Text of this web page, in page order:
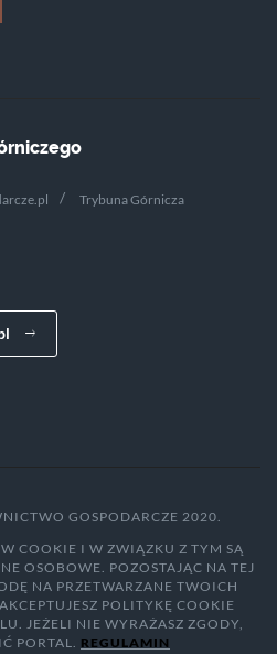
Trybuna Górnicza
GOSPODARCZE 2020.
COOKIE I W ZWIĄZKU Z TYM SĄ
OSOBOWE. POZOSTAJĄC NA TEJ
NA PRZETWARZANE TWOICH
POLITYKĘ COOKIE
JEŻELI NIE WYRAŻASZ ZGODY,
PORTAL. REGULAMIN